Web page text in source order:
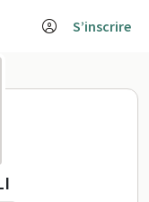
S’inscrire
sur